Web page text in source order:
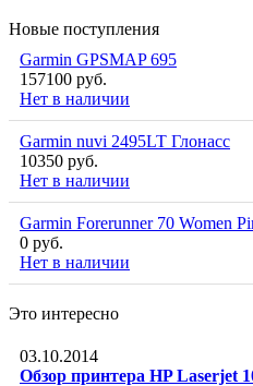
Новые поступления
Garmin GPSMAP 695
157100 руб.
Нет в наличии
Garmin nuvi 2495LT Глонасс
10350 руб.
Нет в наличии
Garmin Forerunner 70 Women
0 руб.
Нет в наличии
Это интересно
03.10.2014
Обзор принтера HP Laserjet